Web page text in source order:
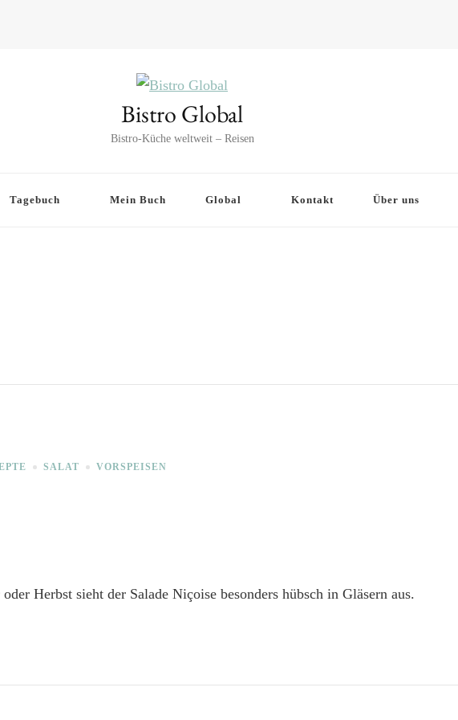
Bistro Global
Bistro-Küche weltweit – Reisen
Tagebuch Mein Buch Global Kontakt Über uns
SALAT VORSPEISEN
Herbst sieht der Salade Niçoise besonders hübsch in Gläsern aus.